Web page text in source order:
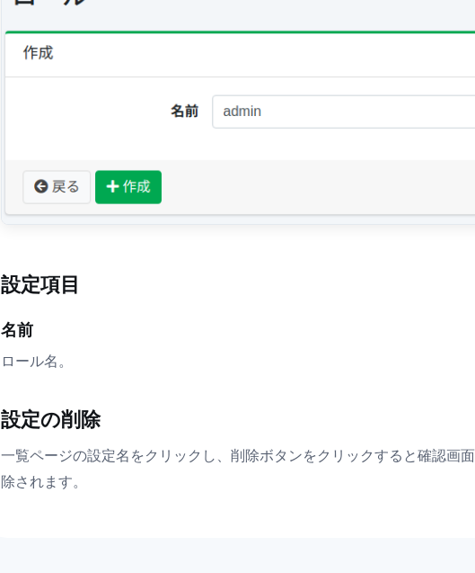
設定項目
名前
ロール名。
設定の削除
一覧ページの設定名をクリックし、削除ボタンをクリックすると確認画
除されます。